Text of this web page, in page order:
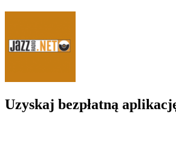
Uzyskaj bezpłatną